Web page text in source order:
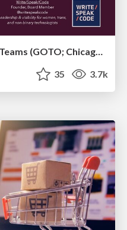
Refactoring Trust on Your Teams (GOTO; Chicago 2020)
35 3.7k